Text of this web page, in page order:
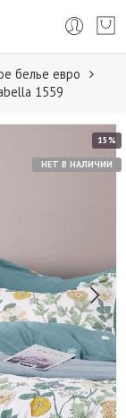
белье евро
1559
15%
НЕТ В НАЛИЧИИ